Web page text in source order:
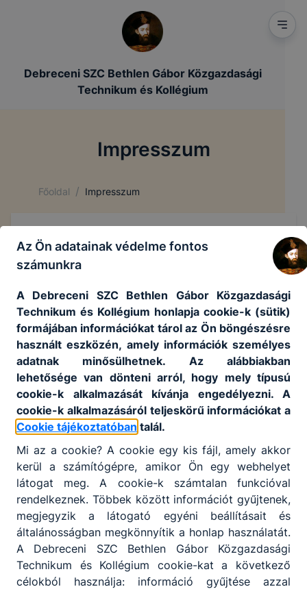
Debreceni SZC Bethlen Gábor Közgazdasági
Technikum és Kollégium
Impresszum
Főoldal / Impresszum
Név: Debreceni Szakképzési Centrum
Cím: 4030 Debrecen, Fokos utca 12.
utca 12.
Nyilvántartási szám: E-001281/2015.
OM azonosító: 203033
Adószám: 15831914-2-09
E-mail cím: dszc@dszc.hu
Telefonszám: 06 52/437-311
Partnereink
Az Ön adatainak védelme fontos
számunkra
A Debreceni SZC Bethlen Gábor Közgazdasági
Technikum és Kollégium honlapja cookie-k (sütik)
formájában információkat tárol az Ön böngészésre
használt eszközén, amely információk személyes
adatnak minősülhetnek. Az alábbiakban
lehetősége van dönteni arról, hogy mely típusú
cookie-k alkalmazását kívánja engedélyezni. A
cookie-k alkalmazásáról teljeskörű információkat a
Cookie tájékoztatóban talál.
Mi az a cookie? A cookie egy kis fájl, amely akkor
kerül a számítógépre, amikor Ön egy webhelyet
látogat meg. A cookie-k számtalan funkcióval
rendelkeznek. Többek között információt gyűjtenek,
megjegyzik a látogató egyéni beállításait és
általánosságban megkönnyítik a honlap használatát.
A Debreceni SZC Bethlen Gábor Közgazdasági
Technikum és Kollégium cookie-kat a következő
célokból használja: információ gyűjtése azzal